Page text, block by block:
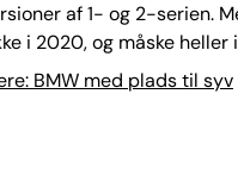
af 1- og 2-serien.
i 2020, og måske heller
BMW med plads til syv